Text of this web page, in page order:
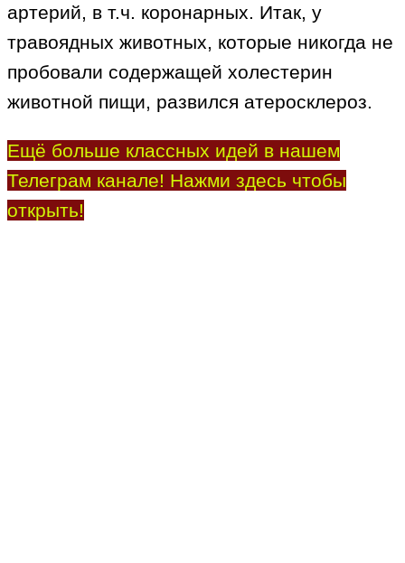
артерий, в т.ч. коронарных. Итак, у
травоядных животных, которые никогда не
пробовали содержащей холестерин
животной пищи, развился атеросклероз.
Ещё больше классных идей в нашем
Телеграм канале! Нажми здесь чтобы
открыть!